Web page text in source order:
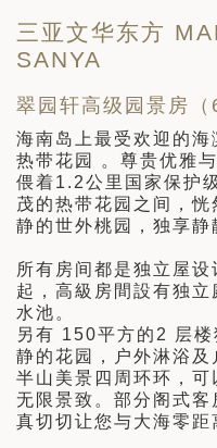
三亚文华东方
SANYA
翠园轩高级园景房（
海南岛上最受欢迎的
热带花园 。尊贵优雅
偎着1.2公里国家保护
茂的热带花园之间，
静的世外桃园，独享静
所有房间都是独立屋
起，高級房間設有独
水池。
另有 150平方的2 层
静的花园，户外淋浴
半山美景四周环环，
无限景致。部分阁式
真切切让您与大海零距